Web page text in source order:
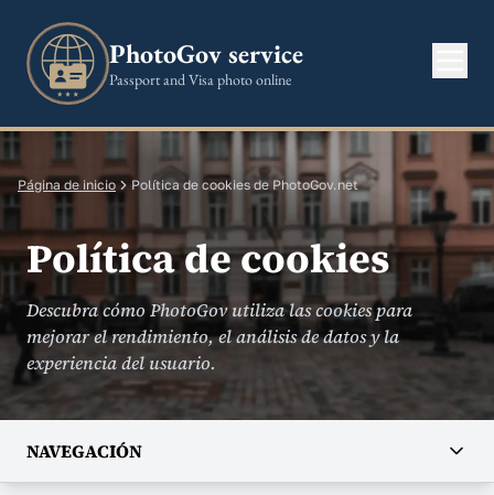
PhotoGov service
Passport and Visa photo online
Página de inicio Política de cookies de PhotoGov.net
Política de cookies
Descubra cómo PhotoGov utiliza las cookies para
mejorar el rendimiento, el análisis de datos y la
experiencia del usuario.
NAVEGACIÓN